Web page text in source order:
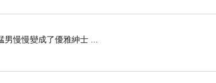
慢慢變成了優雅紳士 ...